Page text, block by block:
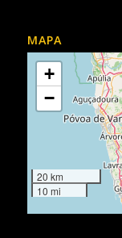
MAPA
+
−
20 km
10 mi